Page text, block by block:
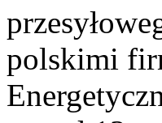
polskimi